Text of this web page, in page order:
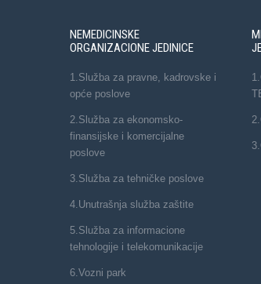
NEMEDICINSKE
ORGANIZACIONE JEDINICE
1.Služba za pravne, kadrovske i
opće poslove
2.Služba za ekonomsko-
finansijske i komercijalne
poslove
3.Služba za tehničke poslove
4.Unutrašnja služba zaštite
5.Služba za informacione
tehnologije i telekomunikacije
6.Vozni park